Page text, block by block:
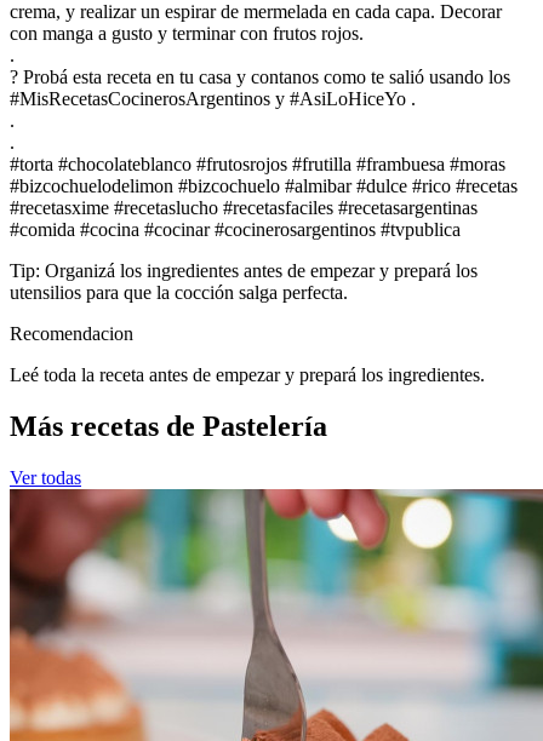
crema, y realizar un espirar de mermelada en cada capa. Decorar
con manga a gusto y terminar con frutos rojos.
.
? Probá esta receta en tu casa y contanos como te salió usando los
#MisRecetasCocinerosArgentinos y #AsiLoHiceYo .
.
.
#torta #chocolateblanco #frutosrojos #frutilla #frambuesa #moras
#bizcochuelodelimon #bizcochuelo #almibar #dulce #rico #recetas
#recetasxime #recetaslucho #recetasfaciles #recetasargentinas
#comida #cocina #cocinar #cocinerosargentinos #tvpublica
Tip: Organizá los ingredientes antes de empezar y prepará los
utensilios para que la cocción salga perfecta.
Recomendacion
Leé toda la receta antes de empezar y prepará los ingredientes.
Más recetas de Pastelería
Ver todas